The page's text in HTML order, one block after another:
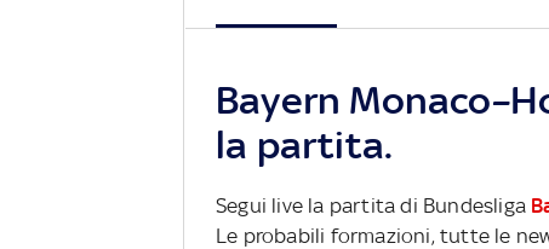
Bayern
la partita.
Segui live la partita di Bundesliga
Le probabili formazioni, tutte le